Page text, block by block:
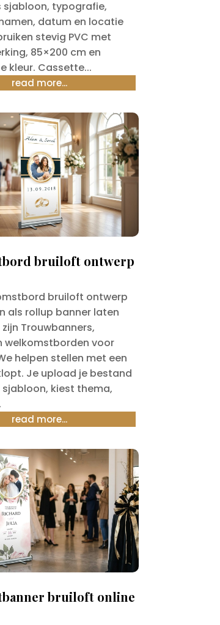
sjabloon, typografie,
datum en locatie
stevig PVC met
85×200 cm en
kleur. Cassette...
read more...
bruiloft ontwerp
bruiloft ontwerp
als rollup banner laten
Trouwbanners,
welkomstborden voor
helpen stellen met een
Je upload je bestand
kiest thema,
read more...
bruiloft online